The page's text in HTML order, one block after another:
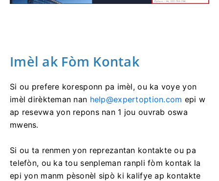
Imèl ak Fòm Kontak
Si ou prefere koresponn pa imèl, ou ka voye yon
imèl dirèkteman nan help@expertoption.com epi w
ap resevwa yon repons nan 1 jou ouvrab oswa
mwens.
Si ou ta renmen yon reprezantan kontakte ou pa
telefòn, ou ka tou senpleman ranpli fòm kontak la
epi yon manm pèsonèl sipò ki kalifye ap kontakte